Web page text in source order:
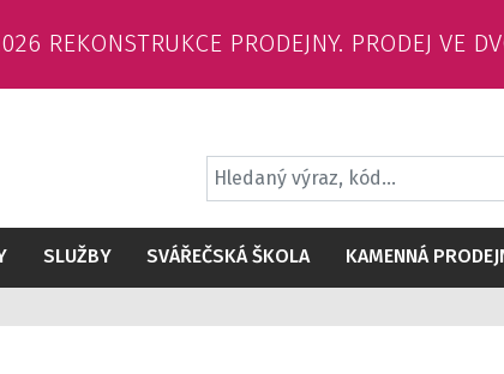
REKONSTRUKCE PRODEJNY. PRODEJ VE
SLUŽBY SVÁŘEČSKÁ ŠKOLA KAMENNÁ